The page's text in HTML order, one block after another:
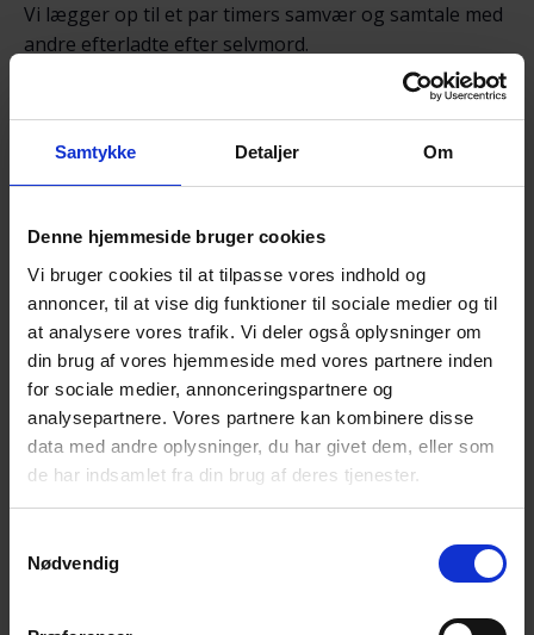
Samtykke Detaljer Om
Denne hjemmeside bruger cookies
Vi bruger cookies til at tilpasse vores indhold og
annoncer, til at vise dig funktioner til sociale medier og til
at analysere vores trafik. Vi deler også oplysninger om
din brug af vores hjemmeside med vores partnere inden
for sociale medier, annonceringspartnere og
analysepartnere. Vores partnere kan kombinere disse
data med andre oplysninger, du har givet dem, eller som
de har indsamlet fra din brug af deres tjenester.
Nødvendig
Vi lægger op til et par timers samvær og samtale med
andre efterladte efter selvmord.
Her er det OK at tale om sorgen, savnet og de svære
følelser.
Det der tales om er i fortrolighed mellem deltagerne.
NB! – Tilmelding senest søndag 26. maj kl. 18.00
via NemTilmeld:
https://efterladte.nemtilmeld.dk/319/
Alle er velkomne!
Til vore arrangementer møder du andre
efterladte efter selvmord.
Du får mulighed for at tale og dele erfaringer
med andre i enlignende situation som dig. – I
Du får mulighed for et varmt, uformelt samvær i